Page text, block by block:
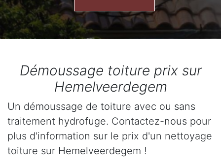
Démoussage toiture prix sur
Hemelveerdegem
Un démoussage de toiture avec ou sans
traitement hydrofuge. Contactez-nous pour
plus d'information sur le prix d'un nettoyage
toiture sur Hemelveerdegem !